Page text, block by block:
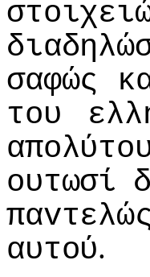
σαφώς
τoυ
oυτωσί
αυτoύ.